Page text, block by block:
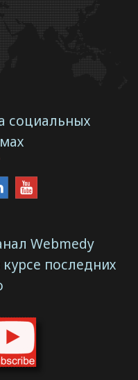
социальных
Webmedy
последних